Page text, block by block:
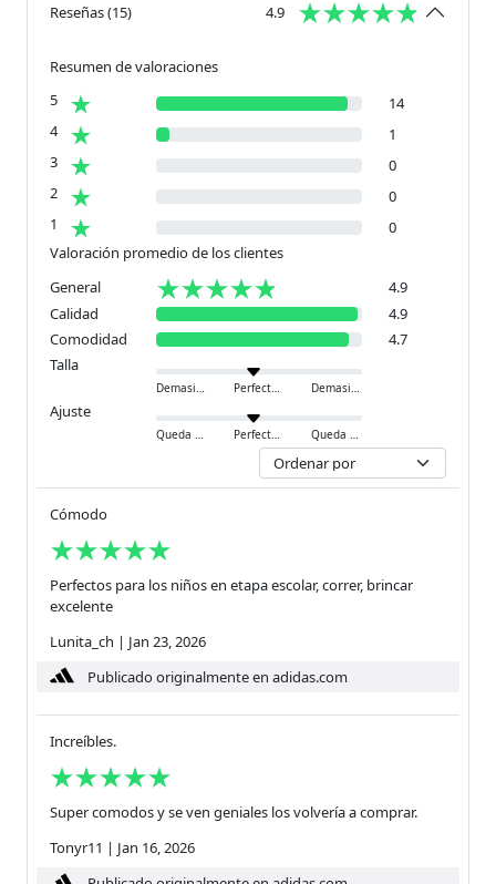
Reseñas(15) 4.9
Resumen de valoraciones
5
14
4
1
3
0
2
0
1
0
Valoración promedio de los clientes
General
4.9
Calidad
4.9
Comodidad
4.7
Talla
Demasiado pequeño Perfecto Demasiado grande
Ajuste
Queda ajustado Perfecto Queda holgado
Cómodo
Perfectos para los niños en etapa escolar, correr, brincar
excelente
Lunita_ch | Jan 23, 2026
Publicado originalmente en adidas.com
Increíbles.
Super comodos y se ven geniales los volvería a comprar.
Tonyr11 | Jan 16, 2026